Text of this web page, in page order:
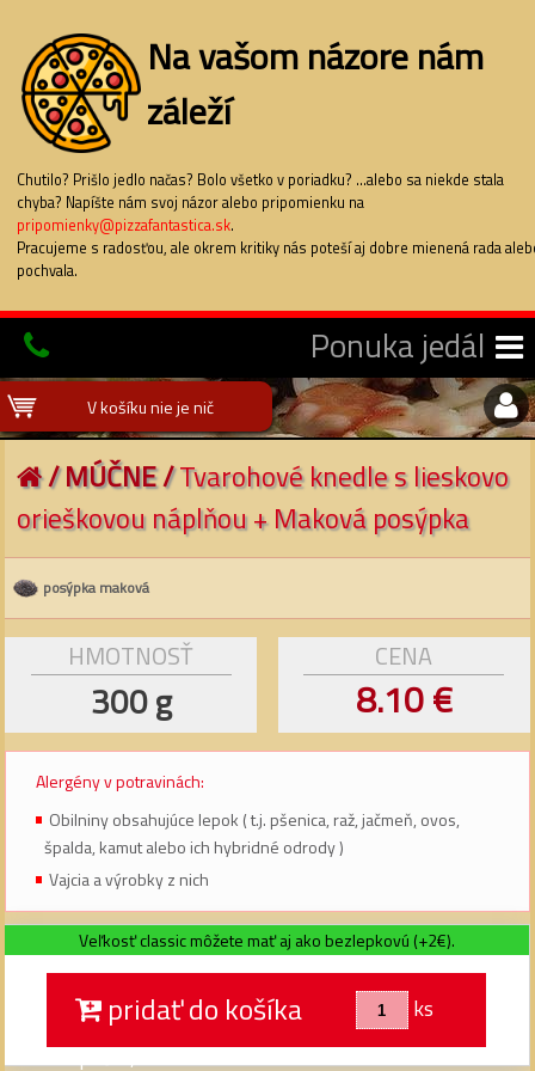
Na vašom názore nám
záleží
Chutilo? Prišlo jedlo načas? Bolo všetko v poriadku? ...alebo sa niekde stala
chyba? Napíšte nám svoj názor alebo pripomienku na
pripomienky@pizzafantastica.sk.
Pracujeme s radosťou, ale okrem kritiky nás poteší aj dobre mienená rada
pochvala.
Ponuka jedál
V košíku nie je nič
/MÚČNE/Tvarohové knedle s lieskovo
orieškovou náplňou + Maková posýpka
posýpka maková
CENA
8.10 €
HMOTNOSŤ
300 g
Alergény v potravinách:
Obilniny obsahujúce lepok ( t.j. pšenica, raž, jačmeň, ovos,
špalda, kamut alebo ich hybridné odrody )
Vajcia a výrobky z nich
Veľkosť classic môžete mať aj ako bezlepkovú (+2€).
pridať do košíka
ks
Prepáčte, momentálne len telefonické